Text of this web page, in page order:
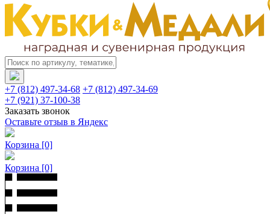
+7 (812) 497-34-68 +7 (812) 497-34-69
+7 (921) 37-100-38
Заказать звонок
Оставьте отзыв в Яндекс
Корзина [0]
Корзина [0]